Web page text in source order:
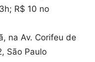
R$ 10 no
na Av. Corifeu de
São Paulo